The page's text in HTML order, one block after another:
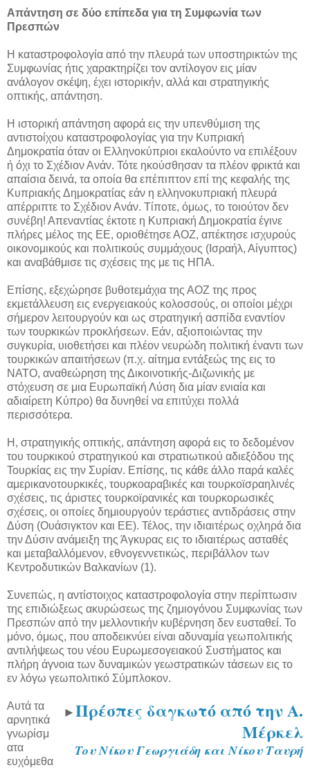
Απάντηση σε δύο επίπεδα για τη Συμφωνία των
Πρεσπών
Η καταστροφολογία από την πλευρά των υποστηρικτών της
Συμφωνίας ήτις χαρακτηρίζει τον αντίλογον εις μίαν
ανάλογον σκέψη, έχει ιστορικήν, αλλά και στρατηγικής
οπτικής, απάντηση.
Η ιστορική απάντηση αφορά εις την υπενθύμιση της
αντιστοίχου καταστροφολογίας για την Κυπριακή
Δημοκρατία όταν οι Ελληνοκύπριοι εκαλούντο να επιλέξουν
ή όχι το Σχέδιον Ανάν. Τότε ηκούσθησαν τα πλέον φρικτά και
απαίσια δεινά, τα οποία θα επέπιπτον επί της κεφαλής της
Κυπριακής Δημοκρατίας εάν η ελληνοκυπριακή πλευρά
απέρριπτε το Σχέδιον Ανάν. Τίποτε, όμως, το τοιούτον δεν
συνέβη! Απεναντίας έκτοτε η Κυπριακή Δημοκρατία έγινε
πλήρες μέλος της ΕΕ, οριοθέτησε ΑΟΖ, απέκτησε ισχυρούς
οικονομικούς και πολιτικούς συμμάχους (Ισραήλ, Αίγυπτος)
και αναβάθμισε τις σχέσεις της με τις ΗΠΑ.
Επίσης, εξεχώρησε βυθοτεμάχια της ΑΟΖ της προς
εκμετάλλευση εις ενεργειακούς κολοσσούς, οι οποίοι μέχρι
σήμερον λειτουργούν και ως στρατηγική ασπίδα εναντίον
των τουρκικών προκλήσεων. Εάν, αξιοποιώντας την
συγκυρία, υιοθετήσει και πλέον νευρώδη πολιτική έναντι των
τουρκικών απαιτήσεων (π.χ. αίτημα εντάξεώς της εις το
ΝΑΤΟ, αναθεώρηση της Δικοινοτικής-Διζωνικής με
στόχευση σε μια Ευρωπαϊκή Λύση δια μίαν ενιαία και
αδιαίρετη Κύπρο) θα δυνηθεί να επιτύχει πολλά
περισσότερα.
H, στρατηγικής οπτικής, απάντηση αφορά εις το δεδομένον
του τουρκικού στρατηγικού και στρατιωτικού αδιεξόδου της
Τουρκίας εις την Συρίαν. Επίσης, τις κάθε άλλο παρά καλές
αμερικανοτουρκικές, τουρκοαραβικές και τουρκοϊσραηλινές
σχέσεις, τις άριστες τουρκοϊρανικές και τουρκορωσικές
σχέσεις, οι οποίες δημιουργούν τεράστιες αντιδράσεις στην
Δύση (Ουάσιγκτον και ΕΕ). Τέλος, την ιδιαιτέρως οχληρά δια
την Δύσιν ανάμειξη της Άγκυρας εις το ιδιαιτέρως ασταθές
και μεταβαλλόμενον, εθνογεννετικώς, περιβάλλον των
Κεντροδυτικών Βαλκανίων (1).
Συνεπώς, η αντίστοιχος καταστροφολογία στην περίπτωσιν
της επιδιώξεως ακυρώσεως της ζημιογόνου Συμφωνίας των
Πρεσπών από την μελλοντικήν κυβέρνηση δεν ευσταθεί. Το
μόνο, όμως, που αποδεικνύει είναι αδυναμία γεωπολιτικής
αντιλήψεως του νέου Ευρωμεσογειακού Συστήματος και
πλήρη άγνοια των δυναμικών γεωστρατικών τάσεων εις το
εν λόγω γεωπολιτικό Σύμπλοκον.
►Πρέσπες δαγκωτό από την Α.
Μέρκελ
Του Νίκου Γεωργιάδη και Νίκου Ταυρή
Αυτά τα
αρνητικά
γνωρίσμ
ατα
ευχόμεθα